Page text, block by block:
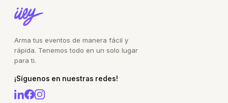
Arma tus eventos de manera fácil y
rápida. Tenemos todo en un solo lugar
para ti.
¡Síguenos en nuestras redes!